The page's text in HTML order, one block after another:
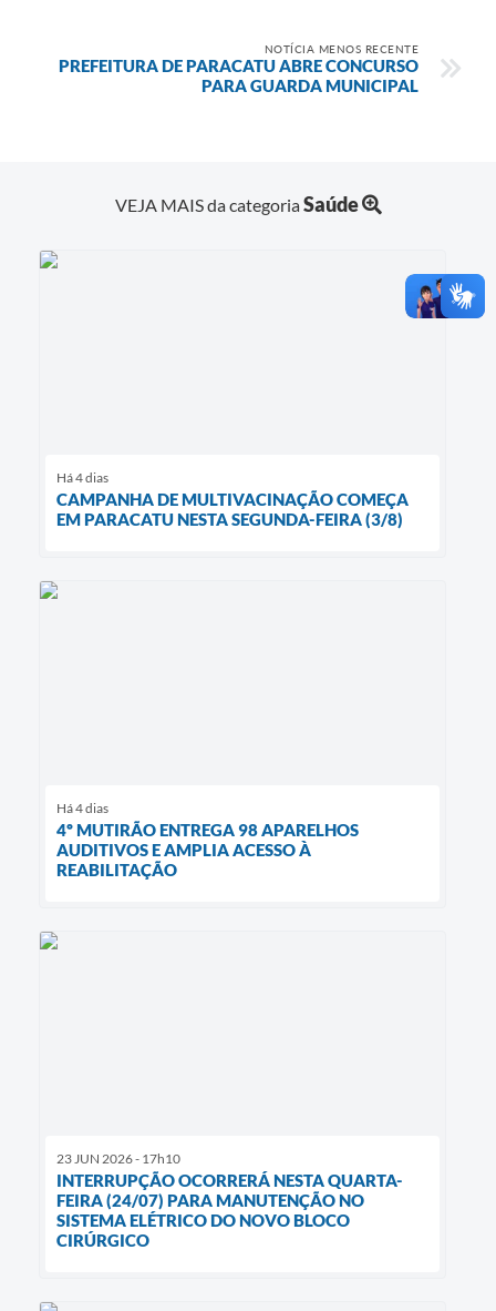
NOTÍCIA MENOS RECENTE
PREFEITURA DE PARACATU ABRE CONCURSO
PARA GUARDA MUNICIPAL
VEJA MAIS da categoriaSaúde
Há 4 dias
CAMPANHA DE MULTIVACINAÇÃO COMEÇA
EM PARACATU NESTA SEGUNDA-FEIRA (3/8)
Há 4 dias
4º MUTIRÃO ENTREGA 98 APARELHOS
AUDITIVOS E AMPLIA ACESSO À
REABILITAÇÃO
23 JUN 2026 - 17h10
INTERRUPÇÃO OCORRERÁ NESTA QUARTA-
FEIRA (24/07) PARA MANUTENÇÃO NO
SISTEMA ELÉTRICO DO NOVO BLOCO
CIRÚRGICO